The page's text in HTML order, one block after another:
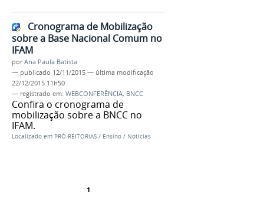
Cronograma de Mobilização
sobre a Base Nacional Comum no
IFAM
porAna Paula Batista
— publicado 12/11/2015 — última modificação
22/12/2015 11h50
— registrado em: WEBCONFERÊNCIA, BNCC
Confira o cronograma de
mobilização sobre a BNCC no
IFAM.
Localizado em PRÓ-REITORIAS / Ensino / Notícias
1